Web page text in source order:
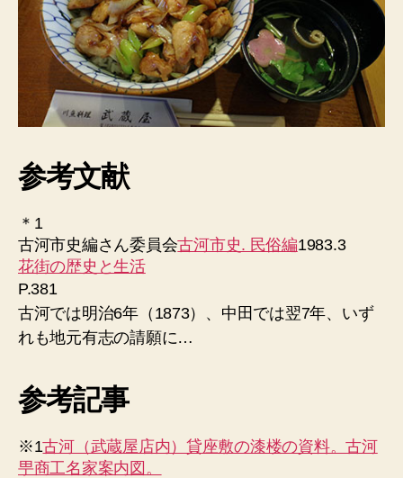
参考文献
＊1
古河市史編さん委員会古河市史. 民俗編1983.3
花街の歴史と生活
P.381
古河では明治6年（1873）、中田では翌7年、いず
れも地元有志の請願に…
参考記事
※1古河（武蔵屋店内）貸座敷の漆楼の資料。古河
甼商工名家案内図。